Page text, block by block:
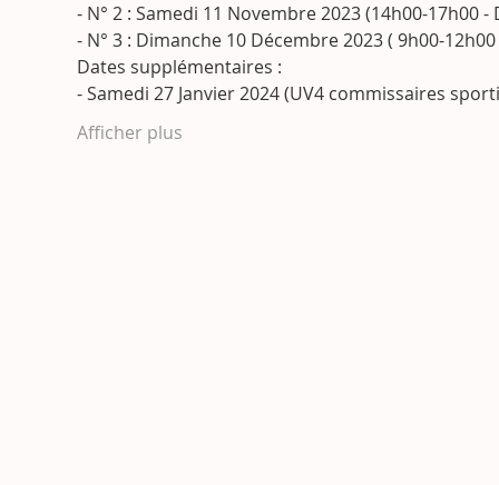
- N° 2 : Samedi 11 Novembre 2023 (14h00-17h00
- N° 3 : Dimanche 10 Décembre 2023 ( 9h00-
Dates supplémentaires :
- Samedi 27 Janvier 2024 (UV4 commissaires
Afficher plus